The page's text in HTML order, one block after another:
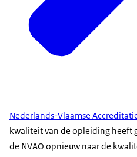
Nederlands-Vlaamse
kwaliteit van de opleiding heeft
de NVAO opnieuw naar de